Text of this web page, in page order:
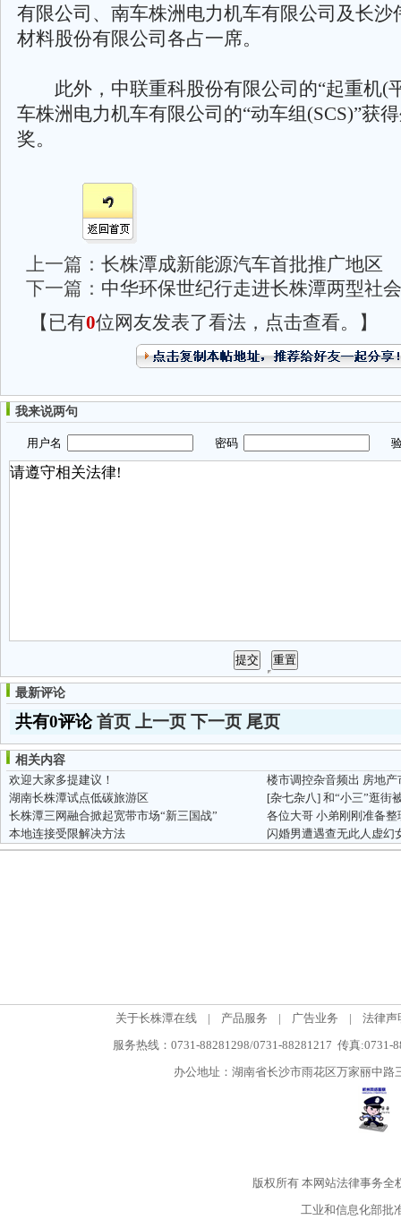
有限公司、南车株洲电力机车有限公司及长沙
材料股份有限公司各占一席。
此外，中联重科股份有限公司的“起重机(
车株洲电力机车有限公司的“动车组(SCS)”获
奖。
上一篇： 长株潭成新能源汽车首批推广地区
下一篇： 中华环保世纪行走进长株潭两型社
【已有0位网友发表了看法，点击查看。】
我来说两句
用户名 密码 验
最新评论
共有0评论首页 上一页 下一页 尾页
相关内容
欢迎大家多提建议！
楼市调控杂音频出 房地
湖南长株潭试点低碳旅游区
[杂七杂八]和“小三”逛街被妻
长株潭三网融合掀起宽带市场“新三国战”
本地连接受限解决方法
关于长株潭在线 | 产品服务 | 广告业务 |
法律声
服务热线：0731-88281298/0731-88281217 传真:0731-
办公地址：湖南省长沙市雨花区万家丽中
版权所有本网站法律事务全
工业和信息化部批